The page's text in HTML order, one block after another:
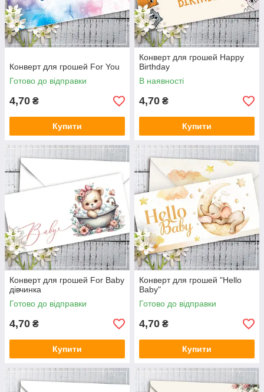
Конверт для грошей For You
Готово до відправки
4,70 ₴
Купити
Конверт для грошей Happy
Birthday
В наявності
4,70 ₴
Купити
Конверт для грошей For Baby
дівчинка
Готово до відправки
4,70 ₴
Купити
Конверт для грошей "Hello
Baby"
Готово до відправки
4,70 ₴
Купити